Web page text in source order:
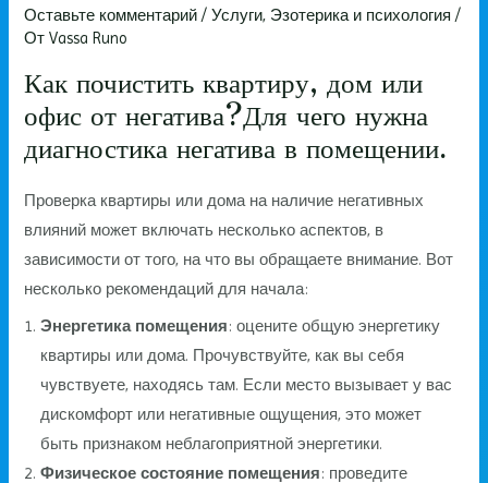
Оставьте комментарий /Услуги, Эзотерика и психология /
От Vassa Runo
Как почистить квартиру, дом или
офис от негатива?Для чего нужна
диагностика негатива в помещении.
Проверка квартиры или дома на наличие негативных
влияний может включать несколько аспектов, в
зависимости от того, на что вы обращаете внимание. Вот
несколько рекомендаций для начала:
Энергетика помещения: оцените общую энергетику
квартиры или дома. Прочувствуйте, как вы себя
чувствуете, находясь там. Если место вызывает у вас
дискомфорт или негативные ощущения, это может
быть признаком неблагоприятной энергетики.
Физическое состояние помещения: проведите